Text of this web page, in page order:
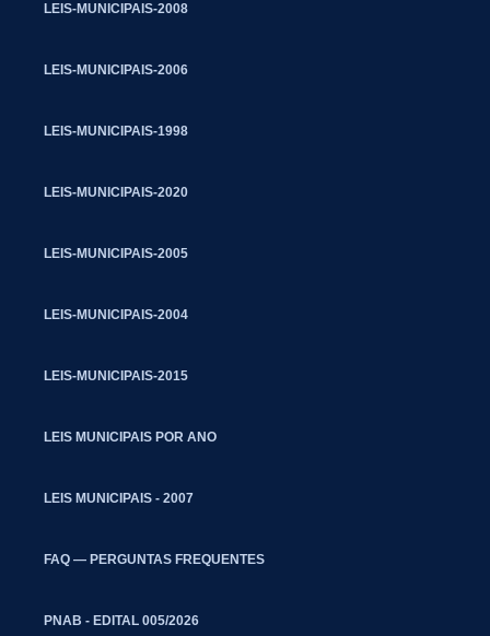
LEIS-MUNICIPAIS-2008
LEIS-MUNICIPAIS-2006
LEIS-MUNICIPAIS-1998
LEIS-MUNICIPAIS-2020
LEIS-MUNICIPAIS-2005
LEIS-MUNICIPAIS-2004
LEIS-MUNICIPAIS-2015
LEIS MUNICIPAIS POR ANO
LEIS MUNICIPAIS - 2007
FAQ — PERGUNTAS FREQUENTES
PNAB - EDITAL 005/2026